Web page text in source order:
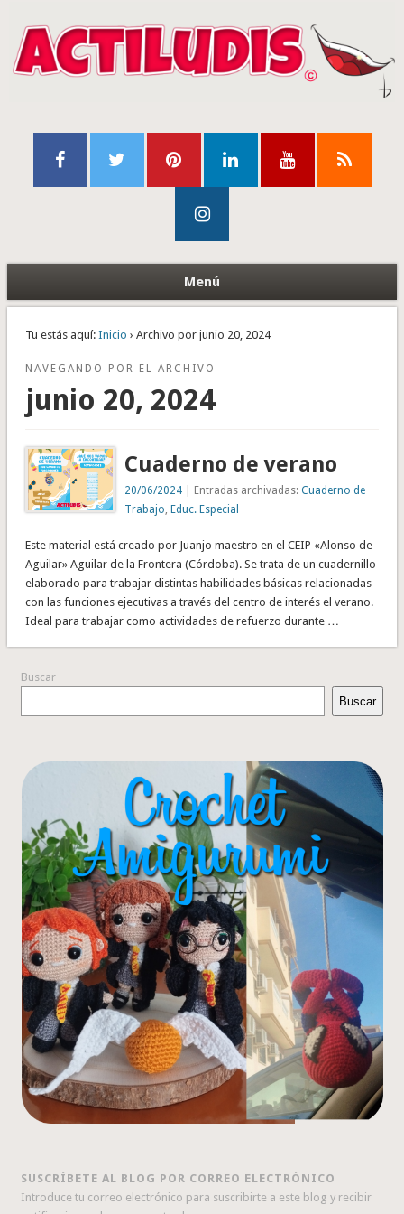
Menú
Tu estás aquí: Inicio › Archivo por junio 20, 2024
NAVEGANDO POR EL ARCHIVO
junio 20, 2024
Cuaderno de verano
20/06/2024 | Entradas archivadas:Cuaderno de
Trabajo ,Educ. Especial
Este material está creado por Juanjo maestro en el CEIP «Alonso de
Aguilar» Aguilar de la Frontera (Córdoba). Se trata de un cuadernillo
elaborado para trabajar distintas habilidades básicas relacionadas
con las funciones ejecutivas a través del centro de interés el verano.
Ideal para trabajar como actividades de refuerzo durante …
Buscar
Buscar
SUSCRÍBETE AL BLOG POR CORREO ELECTRÓNICO
Introduce tu correo electrónico para suscribirte a este blog y recibir